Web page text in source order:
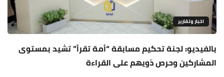
اخبار وتقارير
بالفيديو: لجنة تحكيم مسابقة “أمة تقرأ” تشيد بمستوى
المشاركين وحرص ذويهم على القراءة